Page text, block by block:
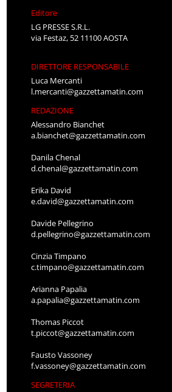
Editore
LG PRESSE S.R.L.
via Festaz, 52 11100 AOSTA
DIRETTORE RESPONSABILE
Luca Mercanti
l.mercanti@gazzettamatin.com
REDAZIONE
Alessandro Bianchet
a.bianchet@gazzettamatin.com
Danila Chenal
d.chenal@gazzettamatin.com
Erika David
e.david@gazzettamatin.com
Davide Pellegrino
d.pellegrino@gazzettamatin.com
Cinzia Timpano
c.timpano@gazzettamatin.com
Arianna Papalia
a.papalia@gazzettamatin.com
Thomas Piccot
t.piccot@gazzettamatin.com
Fausto Vassoney
f.vassoney@gazzettamatin.com
SEGRETERIA